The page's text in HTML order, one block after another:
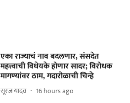
एका राज्याचं नाव बदलणार, संसदेत
महत्त्वाची विधेयके होणार सादर; विरोधक
मागण्यांवर ठाम, गदारोळाची चिन्हे
सूरज यादव 16 hours ago